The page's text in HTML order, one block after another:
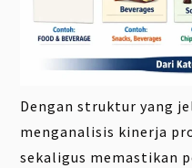
Dengan struktur yang
menganalisis kinerja
sekaligus memastikan